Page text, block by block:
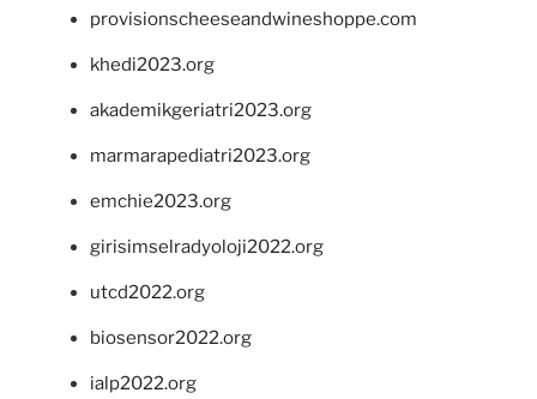
provisionscheeseandwineshoppe.com
khedi2023.org
akademikgeriatri2023.org
marmarapediatri2023.org
emchie2023.org
girisimselradyoloji2022.org
utcd2022.org
biosensor2022.org
ialp2022.org